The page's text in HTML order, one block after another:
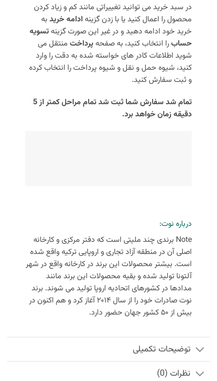
در سبد خرید می توانید تغییراتی مانند کم و زیاد کردن
محصول را اعمال کنید یا با زدن گزینه ادامه خریدبه
خرید خود ادامه دهید و در غیر این صورت گزینهتسویه
حسابرا انتخاب کنید، به صفحه پرداختمنتقل می
شوید اطلاعات کادر های خواسته شده به دقت را وارد
کنید، شیوه حمل و نقل و شیوه پرداخت را انتخاب کرده
و ثبت سفارش کنید.
تمام شد سفارش شما ثبت شد تمام مراحل کمتر از 5
دقیقه زمان خواهد برد.
درباره نوت:
Note برندی چند ملیتی است که دفتر مرکزی و کارخانه
اصلی آن در منطقه آزاد تجاری و اروپایی ترکیه واقع شده
است. بیشتر محصولات این برند در کارخانه واقع در شهر
آلتونا تولید شده و بقیه محصولات این برند مانند
مدادها در کشورهای اتحادیه اروپا تولید می‌ شوند. برند
نوت صادرات خود را از سال ۲۰۱۴ آغاز کرد و هم اکنون در
بیش از ۵۰ کشور جهان حضور دارد.
توضیحات تکمیلی
نظرات (0)